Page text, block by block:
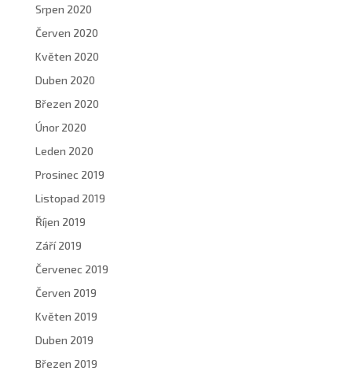
Srpen 2020
Červen 2020
Květen 2020
Duben 2020
Březen 2020
Únor 2020
Leden 2020
Prosinec 2019
Listopad 2019
Říjen 2019
Září 2019
Červenec 2019
Červen 2019
Květen 2019
Duben 2019
Březen 2019